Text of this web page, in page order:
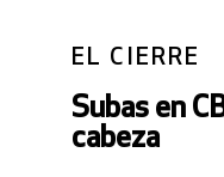
EL CIERRE
Subas en
cabeza